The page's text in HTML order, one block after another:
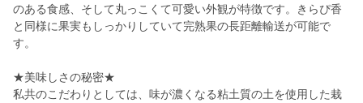
のある食感、そして丸っこくて可愛い外観が特徴です。きらぴ香
と同様に果実もしっかりしていて完熟果の長距離輸送が可能で
す。
★美味しさの秘密★
私共のこだわりとしては、味が濃くなる粘土質の土を使用した栽